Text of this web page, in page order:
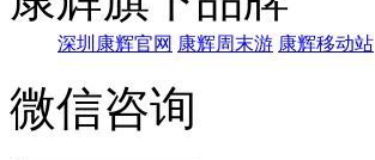
深圳康辉官网 康辉周末游 康辉移动站
微信咨询